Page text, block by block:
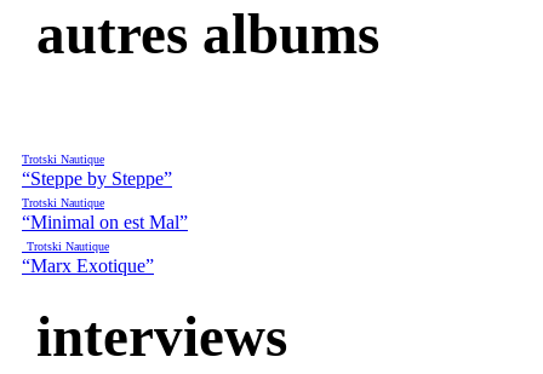
autres albums
Trotski Nautique
“Steppe by Steppe”
Trotski Nautique
“Minimal on est Mal”
Trotski Nautique
“Marx Exotique”
interviews